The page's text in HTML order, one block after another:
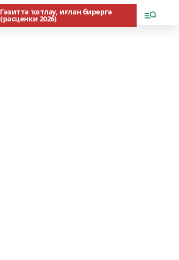
Гәзиттә ҡотлау, иғлан бирергә
(расценки 2026)